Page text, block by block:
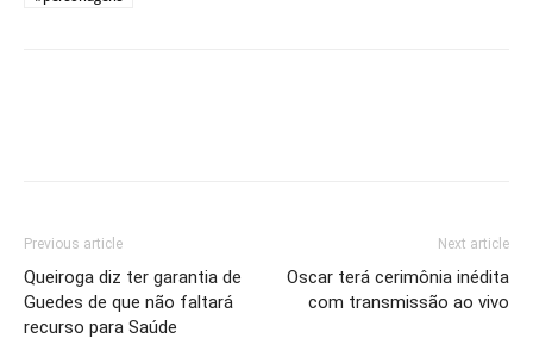
Previous article
Queiroga diz ter garantia de
Guedes de que não faltará
recurso para Saúde
Next article
Oscar terá cerimônia inédita
com transmissão ao vivo